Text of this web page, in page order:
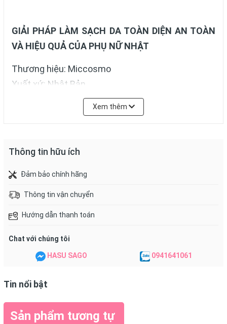
GIẢI PHÁP LÀM SẠCH DA TOÀN DIỆN AN TOÀN
VÀ HIỆU QUẢ CỦA PHỤ NỮ NHẬT
Thương hiệu: Miccosmo
Xuất xứ: Nhật Bản
Quy cách: Tuýp 110g
đậm đặc, cùng ưu điểm các thành phần dịu nhẹ,
mềm mại như bông giúp cuốn trôi đi bụi bẩn, trả
lại sự thông thoáng và sạch tận sâu lỗ chân lông,
Xem thêm
Thông tin hữu ích
Đảm bảo chính hãng
Thông tin vận chuyển
Hướng dẫn thanh toán
Chat với chúng tôi
HASU SAGO 0941641061
Tin nổi bật
Sản phẩm tương tự